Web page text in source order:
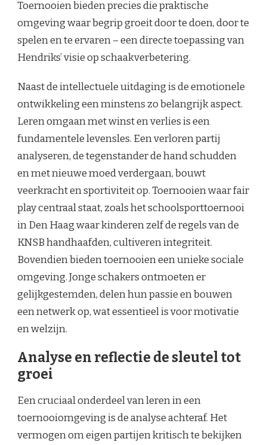
Toernooien bieden precies die praktische
omgeving waar begrip groeit door te doen, door te
spelen en te ervaren – een directe toepassing van
Hendriks’ visie op schaakverbetering.
Naast de intellectuele uitdaging is de emotionele
ontwikkeling een minstens zo belangrijk aspect.
Leren omgaan met winst en verlies is een
fundamentele levensles. Een verloren partij
analyseren, de tegenstander de hand schudden
en met nieuwe moed verdergaan, bouwt
veerkracht en sportiviteit op. Toernooien waar fair
play centraal staat, zoals het schoolsporttoernooi
in Den Haag waar kinderen zelf de regels van de
KNSB handhaafden, cultiveren integriteit.
Bovendien bieden toernooien een unieke sociale
omgeving. Jonge schakers ontmoeten er
gelijkgestemden, delen hun passie en bouwen
een netwerk op, wat essentieel is voor motivatie
en welzijn.
Analyse en reflectie de sleutel tot
groei
Een cruciaal onderdeel van leren in een
toernooiomgeving is de analyse achteraf. Het
vermogen om eigen partijen kritisch te bekijken